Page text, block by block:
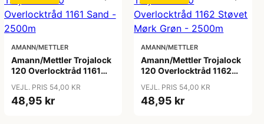
AMANN/METTLER
Amann/Mettler Trojalock
120 Overlocktråd 1161
VEJL. PRIS 54,00 KR
48,95 kr
AMANN/METTLER
Amann/Mettler Trojalock
120 Overlocktråd 1162
2500m
VEJL. PRIS 54,00 KR
48,95 kr